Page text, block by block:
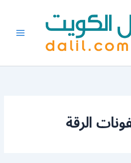
الرقة